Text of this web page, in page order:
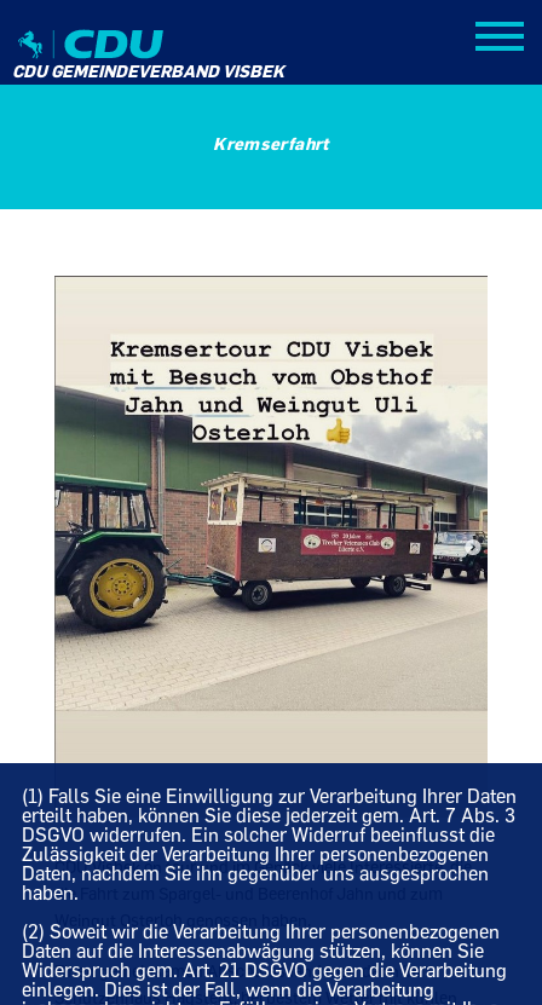
CDU GEMEINDEVERBAND VISBEK
Kremserfahrt
CDU Visbek on tour und im Gepäck viele Interessierte, die
die Fahrt zum Spargel- und Beerenhof Jahn und zum
Weingut Osterloh genossen haben.
Einen gemeinsamen Abschluss fand man dann im
Schützenhaus Hagstedt, bei bestem Wetter mit kühlen
(1) Falls Sie eine Einwilligung zur Verarbeitung Ihrer Daten
erteilt haben, können Sie diese jederzeit gem. Art. 7 Abs. 3
DSGVO widerrufen. Ein solcher Widerruf beeinflusst die
Zulässigkeit der Verarbeitung Ihrer personenbezogenen
Daten, nachdem Sie ihn gegenüber uns ausgesprochen
haben.
(2) Soweit wir die Verarbeitung Ihrer personenbezogenen
Daten auf die Interessenabwägung stützen, können Sie
Widerspruch gem. Art. 21 DSGVO gegen die Verarbeitung
einlegen. Dies ist der Fall, wenn die Verarbeitung